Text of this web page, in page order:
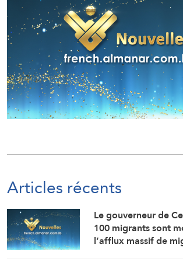
Articles récents
Le gouverneur de
100 migrants sont
l’afflux massif de